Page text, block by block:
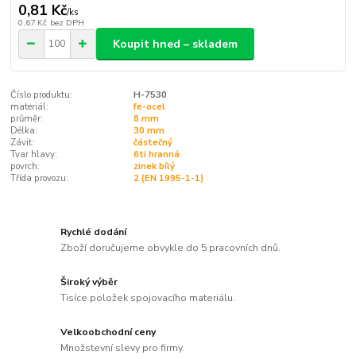
0,81 Kč/ks
0,67 Kč bez DPH
Koupit hned – skladem
Číslo produktu:
H-7530
materiál:
fe-ocel
průměr:
8 mm
Délka:
30 mm
Závit:
částečný
Tvar hlavy:
6ti hranná
povrch:
zinek bílý
Třída provozu:
2 (EN 1995-1-1)
Rychlé dodání
Zboží doručujeme obvykle do 5 pracovních dnů.
Široký výběr
Tisíce položek spojovacího materiálu.
Velkoobchodní ceny
Množstevní slevy pro firmy.